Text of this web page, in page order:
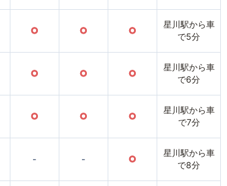
○ ○ ○
星川駅から車
で5分
○ ○ ○
星川駅から車
で6分
○ ○ ○
星川駅から車
で7分
- - ○
星川駅から車
で8分